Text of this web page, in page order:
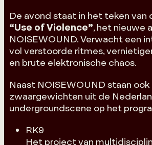
De avond staat in het teken van
“Use of Violence”, het nieuwe
NOISEWOUND. Verwacht een
vol verstoorde ritmes,
en brute elektronische chaos.
Naast NOISEWOUND staan ook
zwaargewichten uit de
undergroundscene op het
RK9
Het project van